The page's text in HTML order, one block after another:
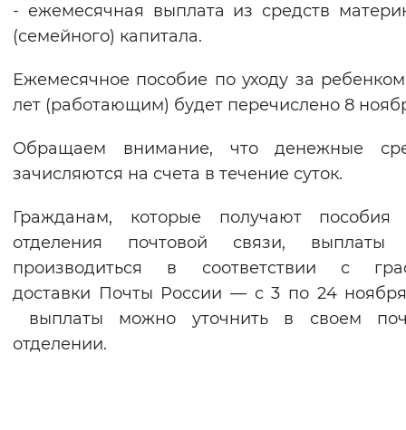
- ежемесячная выплата из средств
(семейного) капитала.
Ежемесячное пособие по уходу за
лет (работающим) будет перечислено 8
Обращаем внимание, что денежные
зачисляются на счета в течение суток.
Гражданам, которые получают пособия
отделения почтовой связи, выплаты
производиться в соответствии с
доставки Почты России — с 3 по 24
выплаты можно уточнить в своем
отделении.